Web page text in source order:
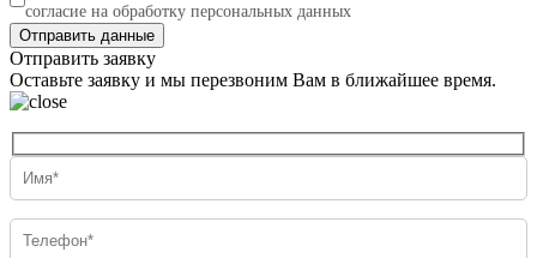
согласие на обработку персональных данных
Отправить данные
Отправить заявку
Оставьте заявку и мы перезвоним Вам в ближайшее время.